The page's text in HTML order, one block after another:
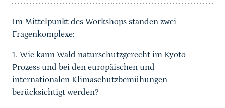
Im Mittelpunkt des Workshops standen zwei
Fragenkomplexe:
1. Wie kann Wald naturschutzgerecht im Kyoto-
Prozess und bei den europäischen und
internationalen Klimaschutzbemühungen
berücksichtigt werden?